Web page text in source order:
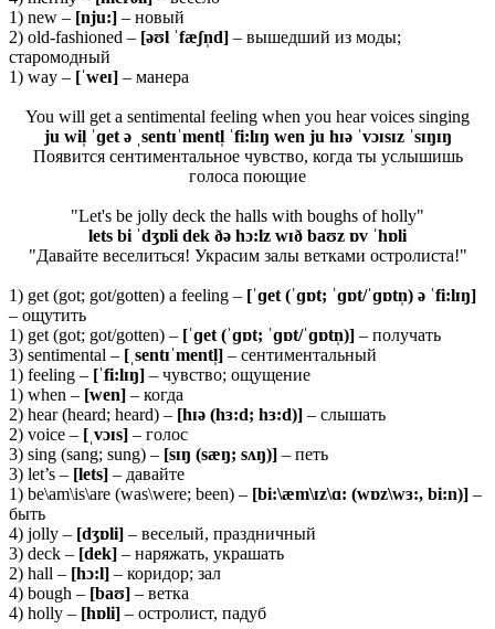
1) new – [nju:] – новый
2) old-fashioned – [əʊl ˈfæʃn̩d] – вышедший из моды;
старомодный
1) way – [ˈweɪ] – манера
You will get a sentimental feeling when you hear voices singing
ju wil̩ ˈɡet ə ˌsentɪˈmentl̩ ˈfi:lɪŋ wen ju hɪə ˈvɔɪsɪz ˈsɪŋɪŋ
Появится сентиментальное чувство, когда ты услышишь
голоса поющие
"Let's be jolly deck the halls with boughs of holly"
lets bi ˈdʒɒli dek ðə hɔ:lz wɪð baʊz ɒv ˈhɒli
"Давайте веселиться! Украсим залы ветками остролиста!"
1) get (got; got/gotten) a feeling – [ˈɡet (ˈɡɒt; ˈɡɒt/ˈɡɒtn̩) ə ˈfi:lɪŋ]
– ощутить
1) get (got; got/gotten) – [ˈɡet (ˈɡɒt; ˈɡɒt/ˈɡɒtn̩)] – получать
3) sentimental – [ˌsentɪˈmentl̩] – сентиментальный
1) feeling – [ˈfi:lɪŋ] – чувство; ощущение
1) when – [wen] – когда
2) hear (heard; heard) – [hɪə (hɜ:d; hɜ:d)] – слышать
2) voice – [ˌvɔɪs] – голос
3) sing (sang; sung) – [sɪŋ (sæŋ; sʌŋ)] – петь
3) let’s – [lets] – давайте
1) be\am\is\are (was\were; been) – [bi:\æm\ɪz\ɑ: (wɒz\wɜ:, bi:n)] –
быть
4) jolly – [dʒɒli] – веселый, праздничный
3) deck – [dek] – наряжать, украшать
2) hall – [hɔ:l] – коридор; зал
4) bough – [baʊ] – ветка
4) holly – [hɒli] – остролист, падуб